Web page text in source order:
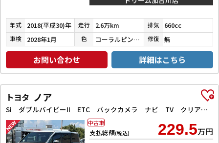
年式 2018(平成30)年 走行 2.6万km 排気 660cc
車検 2028年1月 色 コーラルピンクマイカ 修復 無
お問い合わせ 詳細はこちら
トヨタ ノア
Si ダブルバイビーII ETC バックカメラ ナビ TV クリアランスソナー オートクルーズコントロール レーンアシスト 衝突被害軽減システム 両側電動スライドドア オートマチックハイビーム オートライト
支払総額(税込) 229.5万円
中古車